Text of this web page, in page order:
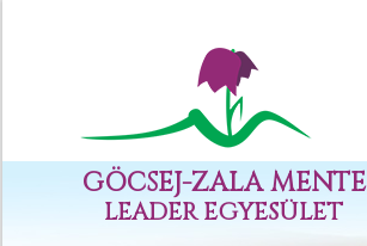
GÖCSEJ-ZALA MENTE
LEADER EGYESÜLET